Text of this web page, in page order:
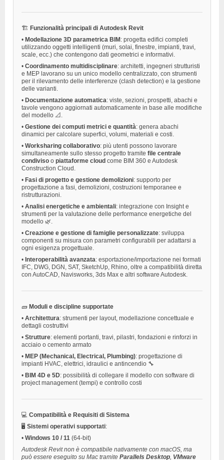
🏗️ Funzionalità principali di Autodesk Revit
• Modellazione 3D parametrica BIM: progetta edifici completi
utilizzando oggetti intelligenti (muri, solai, finestre, impianti, travi,
scale, ecc.) che contengono dati geometrici e informativi.
• Coordinamento multidisciplinare: architetti, ingegneri strutturisti
e MEP lavorano su un unico modello centralizzato, con strumenti
per il rilevamento delle interferenze (clash detection) e la gestione
delle varianti.
• Documentazione automatica: viste, sezioni, prospetti, abachi e
tavole vengono aggiornati automaticamente in base alle modifiche
del modello 📐.
• Gestione dei computi metrici e quantità: genera abachi
dinamici per calcolare superfici, volumi, materiali e costi.
• Worksharing collaborativo: più utenti possono lavorare
simultaneamente sullo stesso progetto tramite file centrale
condiviso o piattaforme cloud come BIM 360 e Autodesk
Construction Cloud.
• Fasi di progetto e gestione demolizioni: supporto per
progettazione a fasi, demolizioni, costruzioni temporanee e
ristrutturazioni.
• Analisi energetiche e ambientali: integrazione con Insight e
strumenti per la valutazione delle performance energetiche del
modello 🌿.
• Creazione e gestione di famiglie personalizzate: sviluppa
componenti su misura con parametri configurabili per adattarsi a
ogni esigenza progettuale.
• Interoperabilità avanzata: esportazione/importazione nei formati
IFC, DWG, DGN, SAT, SketchUp, Rhino, oltre a compatibilità diretta
con AutoCAD, Navisworks, 3ds Max e altri software Autodesk.
🧱 Moduli e discipline supportate
• Architettura: strumenti per layout, modellazione concettuale e
dettagli costruttivi
• Strutture: elementi portanti, travi, pilastri, fondazioni e rinforzi in
acciaio o cemento armato
• MEP (Mechanical, Electrical, Plumbing): progettazione di
impianti HVAC, elettrici, idraulici e antincendio 🔧
• BIM 4D e 5D: possibilità di collegare il modello con software di
project management (tempi) e controllo costi
💻 Compatibilità e Requisiti di Sistema
🖥️ Sistemi operativi supportati:
• Windows 10 / 11 (64-bit)
Autodesk Revit non è compatibile nativamente con macOS, ma
può essere eseguito su Mac tramite Parallels Desktop, VMware